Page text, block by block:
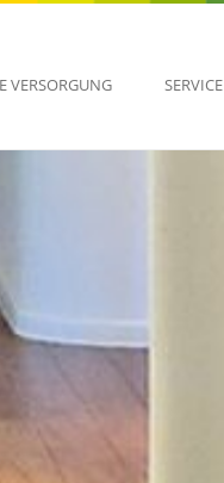
VERSORGUNG SERVICE